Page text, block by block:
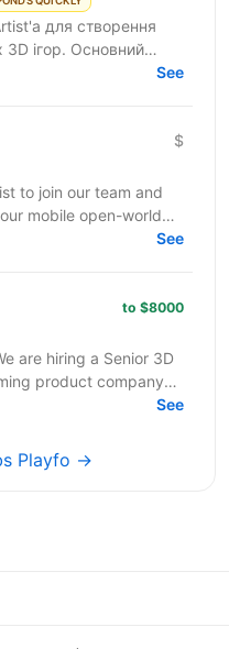
для створення
3D ігор. Основний
візуал без
See
$
to join our team and
mobile open-world
and...
See
to $8000
are hiring a Senior 3D
product company
See
Playfo →